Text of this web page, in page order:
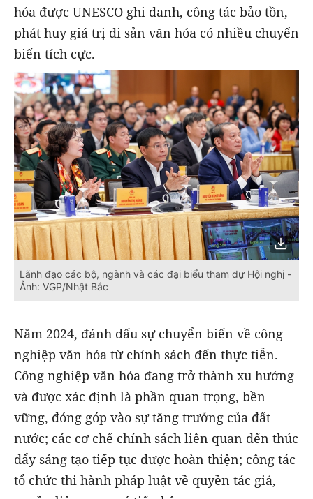
hóa được UNESCO ghi danh, công tác bảo tồn,
phát huy giá trị di sản văn hóa có nhiều chuyển
biến tích cực.
Lãnh đạo các bộ, ngành và các đại biểu tham dự Hội nghị -
Ảnh: VGP/Nhật Bắc
Năm 2024, đánh dấu sự chuyển biến về công
nghiệp văn hóa từ chính sách đến thực tiễn.
Công nghiệp văn hóa đang trở thành xu hướng
và được xác định là phần quan trọng, bền
vững, đóng góp vào sự tăng trưởng của đất
nước; các cơ chế chính sách liên quan đến thúc
đẩy sáng tạo tiếp tục được hoàn thiện; công tác
tổ chức thi hành pháp luật về quyền tác giả,